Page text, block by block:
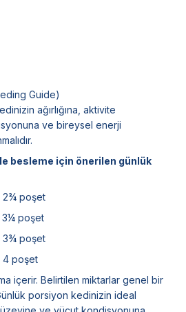
Guide)
ağırlığına, aktivite
ve bireysel enerji
besleme için önerilen günlük
2¾ poşet
3¼ poşet
3¾ poşet
4 poşet
içerir. Belirtilen miktarlar genel bir
porsiyon kedinizin ideal